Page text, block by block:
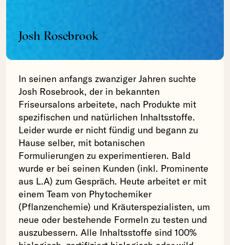
Josh Rosebrook
In seinen anfangs zwanziger Jahren suchte
Josh Rosebrook, der in bekannten
Friseursalons arbeitete, nach Produkte mit
spezifischen und natürlichen Inhaltsstoffe.
Leider wurde er nicht fündig und begann zu
Hause selber, mit botanischen
Formulierungen zu experimentieren. Bald
wurde er bei seinen Kunden (inkl. Prominente
aus L.A) zum Gespräch. Heute arbeitet er mit
einem Team von Phytochemiker
(Pflanzenchemie) und Kräuterspezialisten, um
neue oder bestehende Formeln zu testen und
auszubessern. Alle Inhaltsstoffe sind 100%